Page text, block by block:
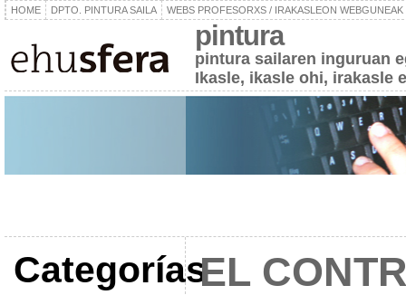
HOME DPTO. PINTURA SAILA WEBS PROFESORXS / IRAKASLEON WEBGUNEAK
pintura
pintura sailaren inguruan
Ikasle, ikasle ohi, irakasle
CategoríasEL